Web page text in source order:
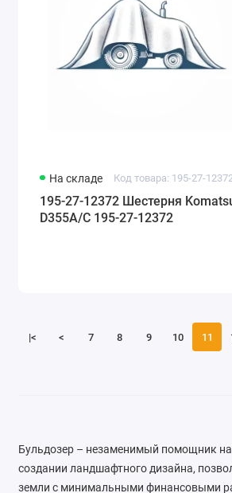
На складе Код товара: 195-27-
195-27-12372 Шестерня
D355A/C 195-27-12372
|< < 7 8 9 10 11
Бульдозер – незаменимый помощник
создании ландшафтного дизайна,
земли с минимальными финансовыми